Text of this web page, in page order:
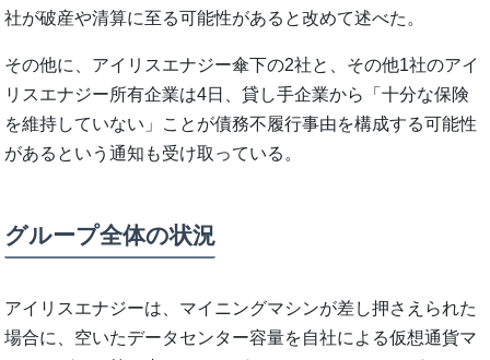
社が破産や清算に至る可能性があると改めて述べた。
その他に、アイリスエナジー傘下の2社と、その他1社のアイ
リスエナジー所有企業は4日、貸し手企業から「十分な保険
を維持していない」ことが債務不履行事由を構成する可能性
があるという通知も受け取っている。
グループ全体の状況
アイリスエナジーは、マイニングマシンが差し押さえられた
場合に、空いたデータセンター容量を自社による仮想通貨マ